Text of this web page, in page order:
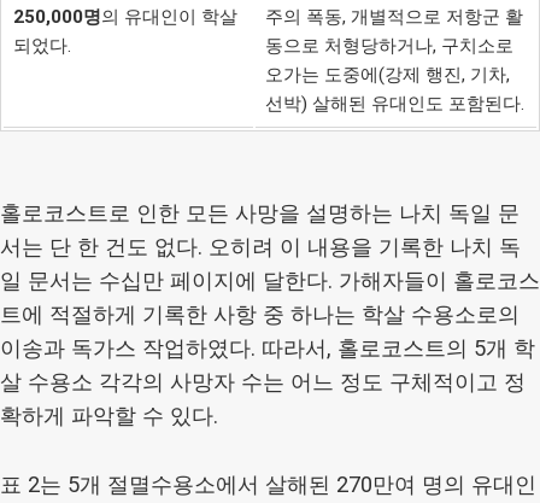
250,000명의 유대인이 학살
되었다.
주의 폭동, 개별적으로 저항군 활
동으로 처형당하거나, 구치소로
오가는 도중에(강제 행진, 기차,
선박) 살해된 유대인도 포함된다.
홀로코스트로 인한 모든 사망을 설명하는 나치 독일 문
서는 단 한 건도 없다. 오히려 이 내용을 기록한 나치 독
일 문서는 수십만 페이지에 달한다. 가해자들이 홀로코스
트에 적절하게 기록한 사항 중 하나는 학살 수용소로의
이송과 독가스 작업하였다. 따라서, 홀로코스트의 5개 학
살 수용소 각각의 사망자 수는 어느 정도 구체적이고 정
확하게 파악할 수 있다.
표 2는 5개 절멸수용소에서 살해된 270만여 명의 유대인